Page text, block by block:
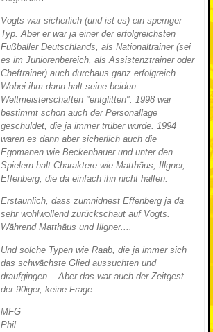
Vogts war sicherlich (und ist es) ein sperriger
Typ. Aber er war ja einer der erfolgreichsten
Fußballer Deutschlands, als Nationaltrainer (sei
es im Juniorenbereich, als Assistenztrainer oder
Cheftrainer) auch durchaus ganz erfolgreich.
Wobei ihm dann halt seine beiden
Weltmeisterschaften "entglitten". 1998 war
bestimmt schon auch der Personallage
geschuldet, die ja immer trüber wurde. 1994
waren es dann aber sicherlich auch die
Egomanen wie Beckenbauer und unter den
Spielern halt Charaktere wie Matthäus, Illgner,
Effenberg, die da einfach ihn nicht halfen.
Erstaunlich, dass zumnidnest Effenberg ja da
sehr wohlwollend zurückschaut auf Vogts.
Während Matthäus und Illgner....
Und solche Typen wie Raab, die ja immer sich
das schwächste Glied aussuchten und
draufgingen... Aber das war auch der Zeitgest
der 90iger, keine Frage.
MFG
Phil